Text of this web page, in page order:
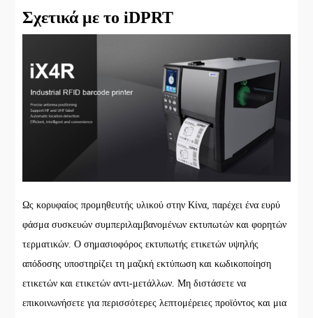
Σχετικά με το iDPRT
Ως κορυφαίος προμηθευτής υλικού στην Κίνα, παρέχει ένα ευρύ
φάσμα συσκευών συμπεριλαμβανομένων εκτυπωτών και φορητών
τερματικών. Ο σημασιοφόρος εκτυπωτής ετικετών υψηλής
απόδοσης υποστηρίζει τη μαζική εκτύπωση και κωδικοποίηση
ετικετών και ετικετών αντι-μετάλλων. Μη διστάσετε να
επικοινωνήσετε για περισσότερες λεπτομέρειες προϊόντος και μια